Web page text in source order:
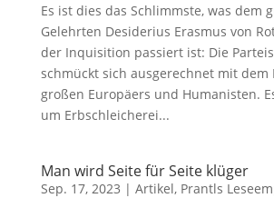
Es ist dies das Schlimmste, was dem
Gelehrten Desiderius Erasmus von
der Inquisition passiert ist: Die
schmückt sich ausgerechnet mit dem
großen Europäers und Humanisten.
um Erbschleicherei...
Man wird Seite für Seite klüger
Sep. 17, 2023 | Artikel, Prantls